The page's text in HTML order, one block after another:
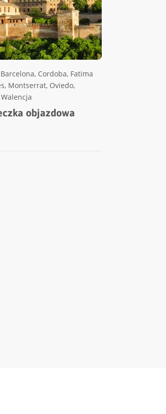
Barcelona, Cordoba, Fatima
, Montserrat, Oviedo,
Walencja
objazdowa